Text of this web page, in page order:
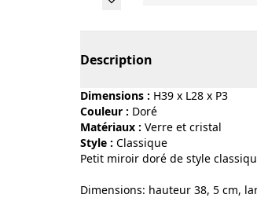
Description
Dimensions : H39 x L28 x P3
Couleur :
doré
Matériaux :
verre et cristal
Style :
classique
Petit miroir doré de style
Dimensions: hauteur 38, 5 cm,